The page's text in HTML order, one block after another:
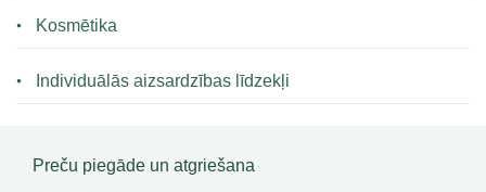
Kosmētika
Individuālās aizsardzības līdzekļi
Preču piegāde un atgriešana